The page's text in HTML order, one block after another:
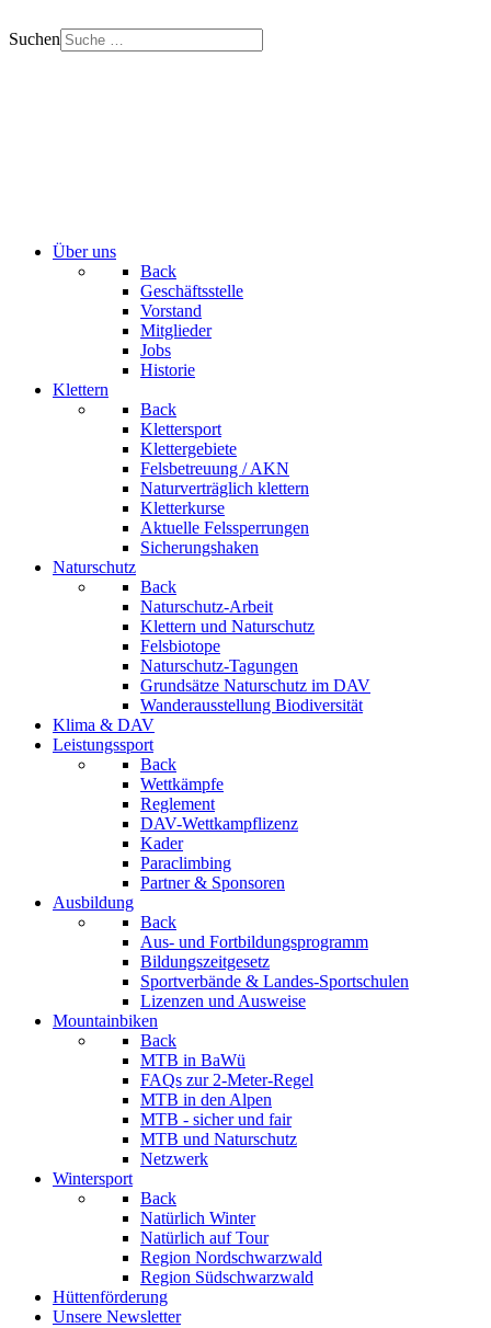
Suchen
Über uns
Back
Geschäftsstelle
Vorstand
Mitglieder
Jobs
Historie
Klettern
Back
Klettersport
Klettergebiete
Felsbetreuung / AKN
Naturverträglich klettern
Kletterkurse
Aktuelle Felssperrungen
Sicherungshaken
Naturschutz
Back
Naturschutz-Arbeit
Klettern und Naturschutz
Felsbiotope
Naturschutz-Tagungen
Grundsätze Naturschutz im DAV
Wanderausstellung Biodiversität
Klima & DAV
Leistungssport
Back
Wettkämpfe
Reglement
DAV-Wettkampflizenz
Kader
Paraclimbing
Partner & Sponsoren
Ausbildung
Back
Aus- und Fortbildungsprogramm
Bildungszeitgesetz
Sportverbände & Landes-Sportschulen
Lizenzen und Ausweise
Mountainbiken
Back
MTB in BaWü
FAQs zur 2-Meter-Regel
MTB in den Alpen
MTB - sicher und fair
MTB und Naturschutz
Netzwerk
Wintersport
Back
Natürlich Winter
Natürlich auf Tour
Region Nordschwarzwald
Region Südschwarzwald
Hüttenförderung
Unsere Newsletter